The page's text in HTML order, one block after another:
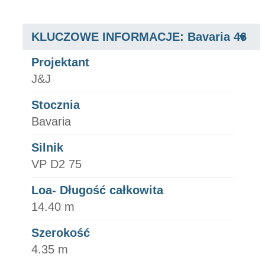
KLUCZOWE INFORMACJE: Bavaria 46
Projektant
J&J
Stocznia
Bavaria
Silnik
VP D2 75
Loa- Długość całkowita
14.40 m
Szerokość
4.35 m